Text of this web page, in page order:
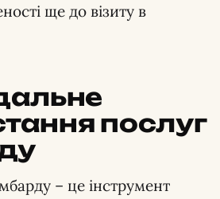
ще до візиту в
послуг
– це інструмент